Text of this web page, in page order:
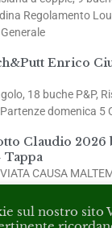
Regolamento
Enrico
18 buche P&P,
domenica 5
Claudio 2026
Tappa
CAUSA
sul nostro sito